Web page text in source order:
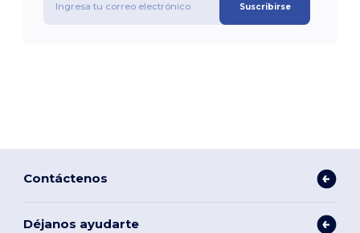
Suscribirse
Contáctenos
Déjanos ayudarte